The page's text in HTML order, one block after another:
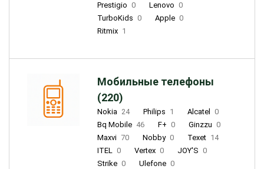
Prestigio 0 Lenovo 0
TurboKids 0 Apple 0
Ritmix 1
Мобильные телефоны
(220)
Nokia 24 Philips 1 Alcatel
0
Bq Mobile 46 F+ 0 Ginzzu 0
Maxvi 70 Nobby 0 Texet 14
ITEL 0 Vertex 0 JOY'S 0
Strike 0 Ulefone 0